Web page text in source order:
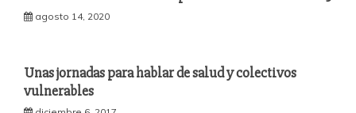
agosto 14, 2020
Unas jornadas para hablar de salud y colectivos
vulnerables